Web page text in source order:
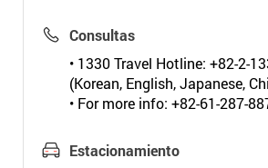
Consultas
• 1330 Travel Hotline: +82-2-
(Korean, English, Japanese,
• For more info: +82-61-287-
Estacionamiento